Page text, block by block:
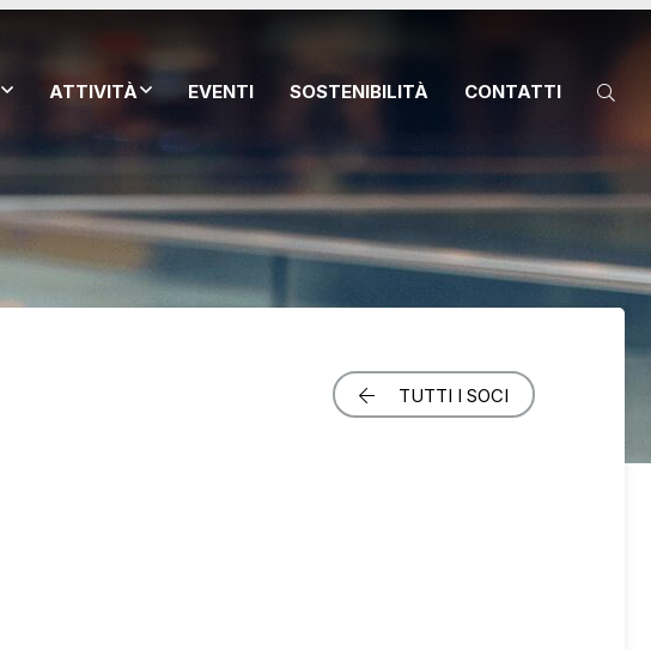
ATTIVITÀ EVENTI SOSTENIBILITÀ CONTATTI
TUTTI I SOCI